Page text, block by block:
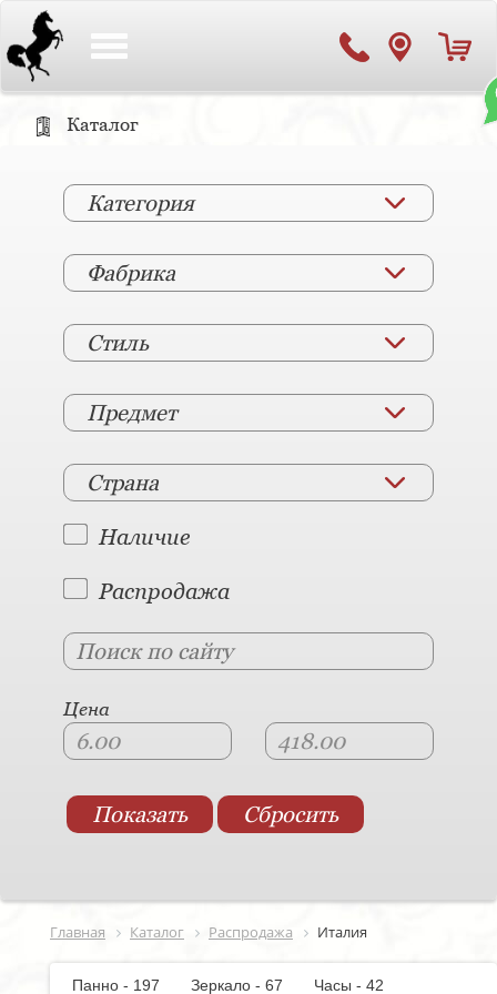
Каталог
Категория
Фабрика
Стиль
Предмет
Страна
Наличие
Распродажа
Цена
Главная Каталог Распродажа Италия
Панно - 197 Зеркало - 67
Часы - 42